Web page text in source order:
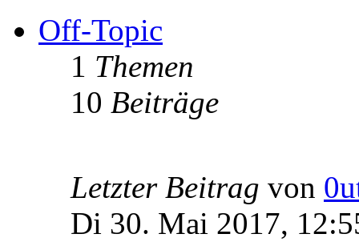
Off-Topic
1 Themen
10 Beiträge
Letzter Beitrag von
Di 30. Mai 2017,